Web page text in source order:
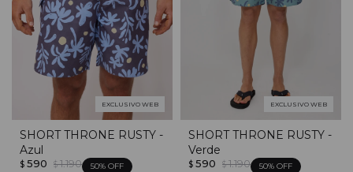
EXCLUSIVO WEB
SHORT THRONE RUSTY -
Azul
$ 590 $ 1.190 50
EXCLUSIVO WEB
SHORT THRONE RUSTY -
Verde
$ 590 $ 1.190 50